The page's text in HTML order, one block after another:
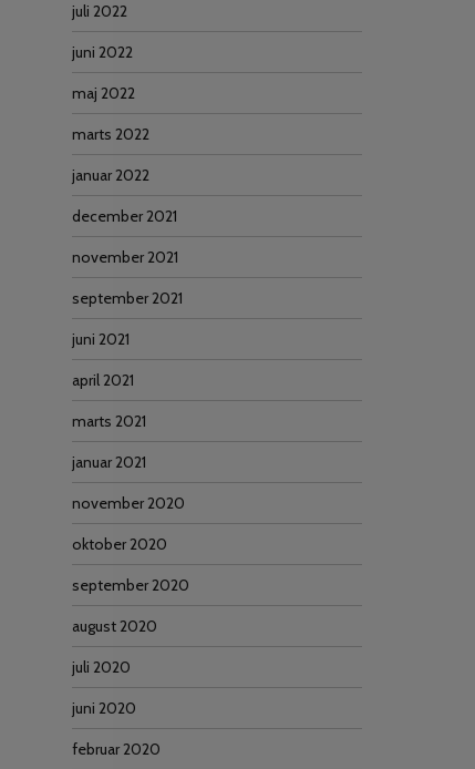
juli 2022
juni 2022
maj 2022
marts 2022
januar 2022
december 2021
november 2021
september 2021
juni 2021
april 2021
marts 2021
januar 2021
november 2020
oktober 2020
september 2020
august 2020
juli 2020
juni 2020
februar 2020